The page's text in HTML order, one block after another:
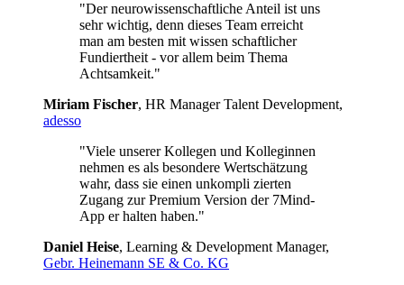
"Der neurowissenschaftliche Anteil ist uns
sehr wichtig, denn dieses Team erreicht
man am besten mit wissen schaftlicher
Fundiertheit - vor allem beim Thema
Achtsamkeit."
Miriam Fischer, HR Manager Talent Development,
adesso
"Viele unserer Kollegen und Kolleginnen
nehmen es als besondere Wertschätzung
wahr, dass sie einen unkompli zierten
Zugang zur Premium Version der 7Mind-
App er halten haben."
Daniel Heise, Learning & Development Manager,
Gebr. Heinemann SE & Co. KG